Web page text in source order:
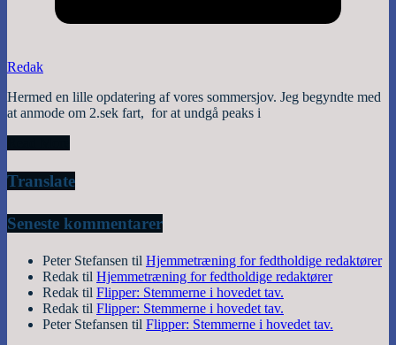
Redak
Hermed en lille opdatering af vores sommersjov. Jeg begyndte med
at anmode om 2.sek fart, for at undgå peaks i
Translate
Seneste kommentarer
Peter Stefansen til Hjemmetræning for fedtholdige redaktører
Redak til Hjemmetræning for fedtholdige redaktører
Redak til Flipper: Stemmerne i hovedet tav.
Redak til Flipper: Stemmerne i hovedet tav.
Peter Stefansen til Flipper: Stemmerne i hovedet tav.